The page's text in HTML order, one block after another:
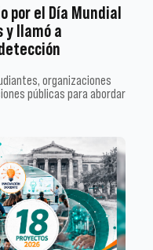
por el Día Mundial
y llamó a
organizaciones
públicas para abordar